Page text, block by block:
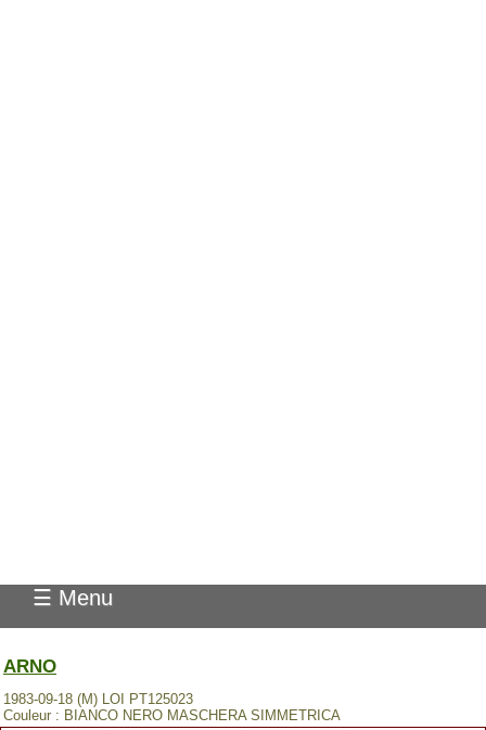
☰ Menu
ARNO
1983-09-18 (M) LOI PT125023
Couleur : BIANCO NERO MASCHERA SIMMETRICA